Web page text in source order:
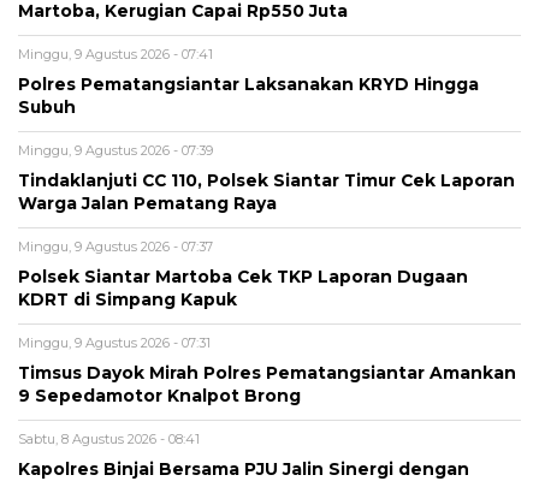
Martoba, Kerugian Capai Rp550 Juta
Minggu, 9 Agustus 2026 - 07:41
Polres Pematangsiantar Laksanakan KRYD Hingga
Subuh
Minggu, 9 Agustus 2026 - 07:39
Tindaklanjuti CC 110, Polsek Siantar Timur Cek Laporan
Warga Jalan Pematang Raya
Minggu, 9 Agustus 2026 - 07:37
Polsek Siantar Martoba Cek TKP Laporan Dugaan
KDRT di Simpang Kapuk
Minggu, 9 Agustus 2026 - 07:31
Timsus Dayok Mirah Polres Pematangsiantar Amankan
9 Sepedamotor Knalpot Brong
Sabtu, 8 Agustus 2026 - 08:41
Kapolres Binjai Bersama PJU Jalin Sinergi dengan